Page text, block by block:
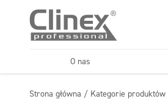
O nas
Horeca
Strona główna / Kategorie produktów